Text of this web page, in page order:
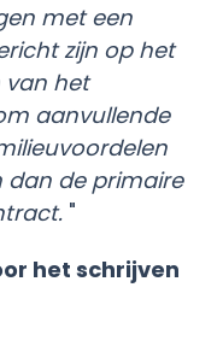
met een
zijn op het
het
aanvullende
dan de primaire
"
het schrijven